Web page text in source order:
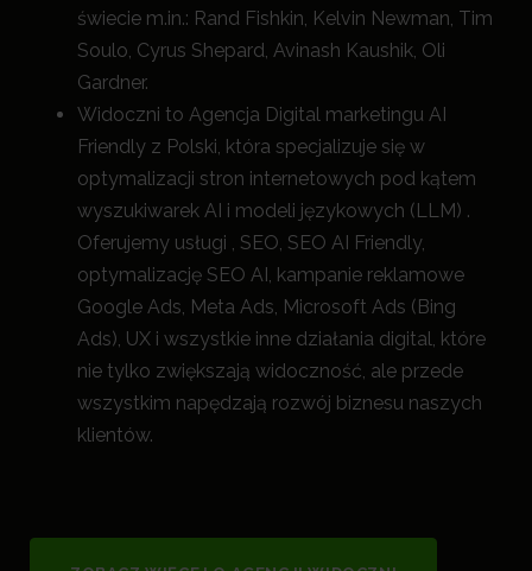
świecie m.in.: Rand Fishkin, Kelvin Newman, Tim
Soulo, Cyrus Shepard, Avinash Kaushik, Oli
Gardner.
Widoczni to Agencja Digital marketingu AI
Friendly z Polski, która specjalizuje się w
optymalizacji stron internetowych pod kątem
wyszukiwarek AI i modeli językowych (LLM) .
Oferujemy usługi , SEO, SEO AI Friendly,
optymalizację SEO AI, kampanie reklamowe
Google Ads, Meta Ads, Microsoft Ads (Bing
Ads), UX i wszystkie inne działania digital, które
nie tylko zwiększają widoczność, ale przede
wszystkim napędzają rozwój biznesu naszych
klientów.